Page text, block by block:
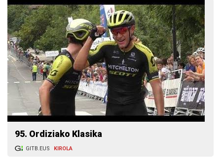
95. Ordiziako Klasika
GITB.EUS KIROLA